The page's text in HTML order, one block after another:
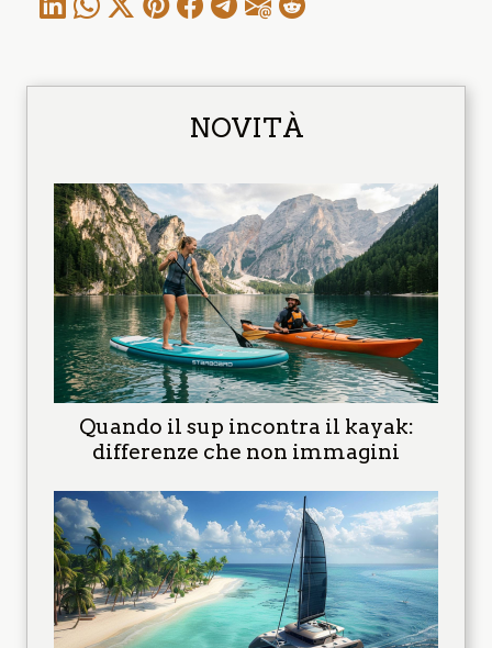
NOVITÀ
Quando il sup incontra il kayak:
differenze che non immagini